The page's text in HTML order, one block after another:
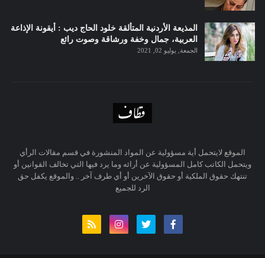
المذيعة الأردنية المتألقة خلود الحاج ديب : أيقونة الإذاعة
العربية، جمال وخفة ورشاقة وصوت رائع
الجمعة, يوليو 02, 2021
الموقع لايتحمل أية مسؤولية عن المواد المنشورة في قسم مقالات الرأي
ويتحمل الكاتب كامل المسؤولية عن أرائه وما يرد فيها التي تخالف القوانين أو
تنتهك حقوق الملكية أو حقوق الآخرين أو أي طرف آخر .. والموقع يكفل حق
الرد للجميع